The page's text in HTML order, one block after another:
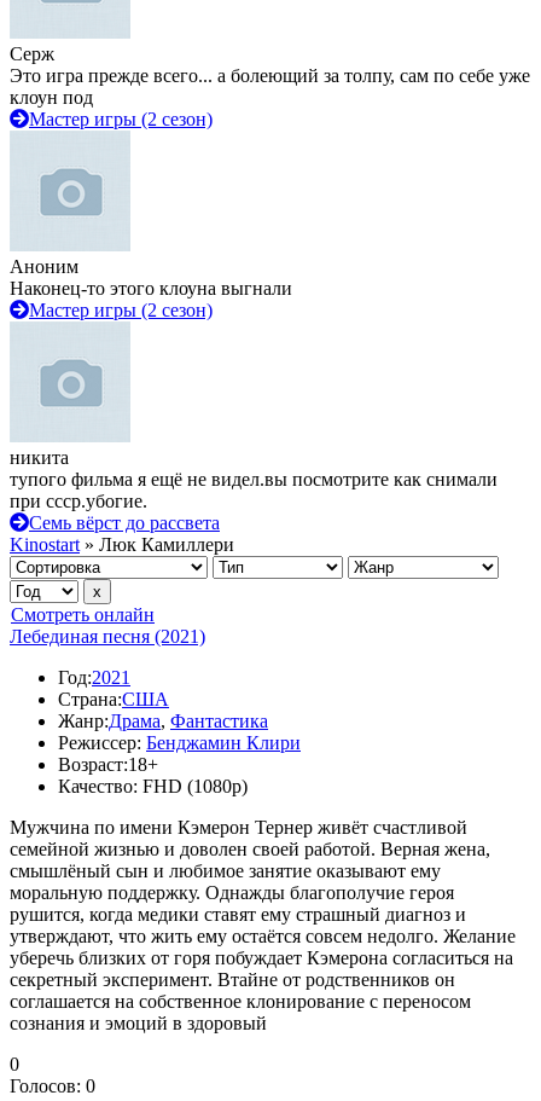
Серж
Это игра прежде всего... а болеющий за толпу, сам по себе уже
клоун под
Мастер игры (2 сезон)
Аноним
Наконец-то этого клоуна выгнали
Мастер игры (2 сезон)
никита
тупого фильма я ещё не видел.вы посмотрите как снимали
при ссср.убогие.
Семь вёрст до рассвета
Kinostart » Люк Камиллери
Смотреть онлайн
Лебединая песня (2021)
Год:2021
Страна:США
Жанр:Драма, Фантастика
Режиссер: Бенджамин Клири
Возраст:18+
Качество: FHD (1080p)
Мужчина по имени Кэмерон Тернер живёт счастливой
семейной жизнью и доволен своей работой. Верная жена,
смышлёный сын и любимое занятие оказывают ему
моральную поддержку. Однажды благополучие героя
рушится, когда медики ставят ему страшный диагноз и
утверждают, что жить ему остаётся совсем недолго. Желание
уберечь близких от горя побуждает Кэмерона согласиться на
секретный эксперимент. Втайне от родственников он
соглашается на собственное клонирование с переносом
сознания и эмоций в здоровый
0
Голосов: 0